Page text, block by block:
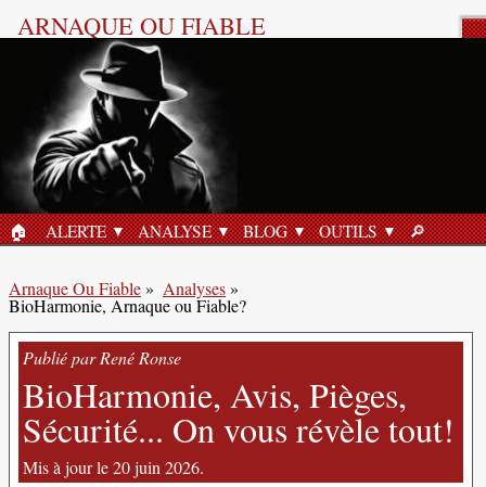
ARNAQUE OU FIABLE
ACCUEIL
🏠︎ ALERTE ANALYSE BLOG OUTILS 🔎︎
Arnaque Ou Fiable» Analyses»
BioHarmonie, Arnaque ou Fiable?
Publié par René Ronse
BioHarmonie, Avis, Pièges,
Sécurité... On vous révèle tout!
Mis à jour le 20 juin 2026.